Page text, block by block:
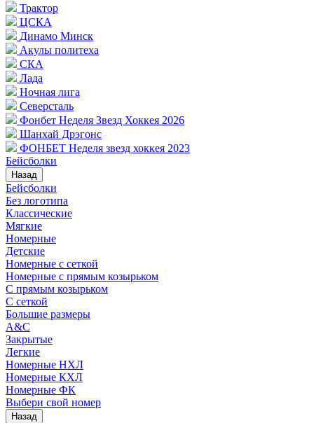
Трактор
ЦСКА
Динамо Минск
Акулы политеха
СКА
Лада
Ночная лига
Северсталь
Фонбет Неделя Звезд Хоккея 2026
Шанхай Дрэгонс
ФОНБЕТ Неделя звезд хоккея 2023
Бейсболки
Назад
Бейсболки
Без логотипа
Классические
Мягкие
Номерные
Детские
Номерные с сеткой
Номерные с прямым козырьком
С прямым козырьком
С сеткой
Большие размеры
A&C
Закрытые
Легкие
Номерные НХЛ
Номерные КХЛ
Номерные ФК
Выбери свой номер
Назад